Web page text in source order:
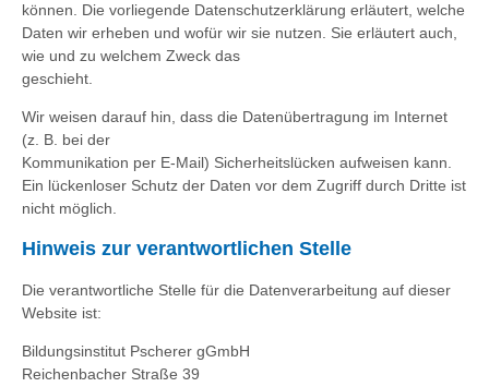
können. Die vorliegende Datenschutzerklärung erläutert, welche
Daten wir erheben und wofür wir sie nutzen. Sie erläutert auch,
wie und zu welchem Zweck das
geschieht.
Wir weisen darauf hin, dass die Datenübertragung im Internet
(z. B. bei der
Kommunikation per E-Mail) Sicherheitslücken aufweisen kann.
Ein lückenloser Schutz der Daten vor dem Zugriff durch Dritte ist
nicht möglich.
Hinweis zur verantwortlichen Stelle
Die verantwortliche Stelle für die Datenverarbeitung auf dieser
Website ist:
Bildungsinstitut Pscherer gGmbH
Reichenbacher Straße 39